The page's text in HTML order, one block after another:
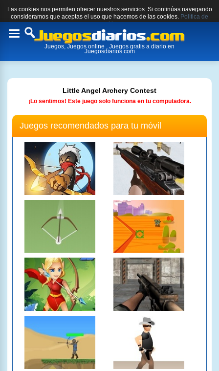
Las cookies nos permiten ofrecer nuestros servicios. Si continúas navegando
consideramos que aceptas el uso que hacemos de las cookies. Política de
cookies.
Toggle
Juegos, Juegos online , Juegos gratis a diario en
Juegosdiarios.com
Little Angel Archery Contest
¡Lo sentimos! Este juego solo funciona en tu computadora.
Juegos recomendados para tu móvil